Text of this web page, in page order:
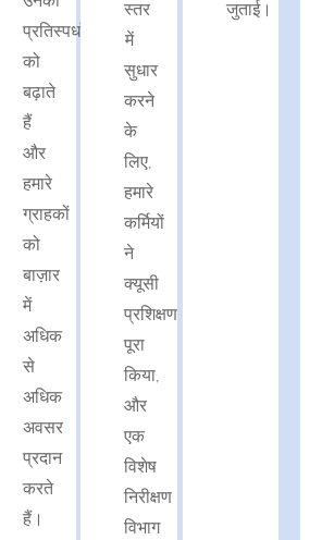
प्रतिस्पर्धा
को
बढ़ाते
हैं
और
हमारे
ग्राहकों
को
बाज़ार
में
अधिक
से
अधिक
अवसर
प्रदान
करते
हैं।
स्तर
में
सुधार
करने
के
लिए,
हमारे
कर्मियों
ने
क्यूसी
प्रशिक्षण
पूरा
किया,
और
एक
विशेष
निरीक्षण
विभाग
जुताई।